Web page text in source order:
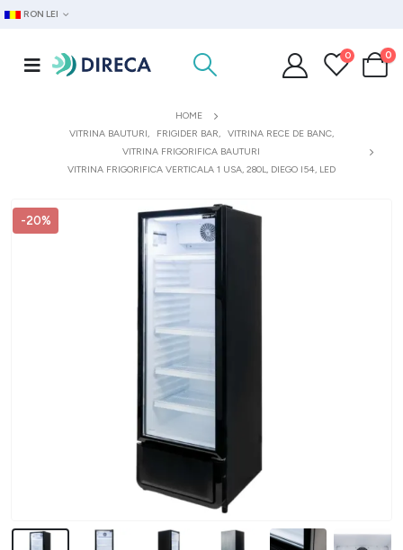
RON LEI
0 0
HOME
VITRINA BAUTURI, FRIGIDER BAR, VITRINA RECE DE BANC,
VITRINA FRIGORIFICA BAUTURI
VITRINA FRIGORIFICA VERTICALA 1 USA, 280L, DIEGO I54, LED
-20%